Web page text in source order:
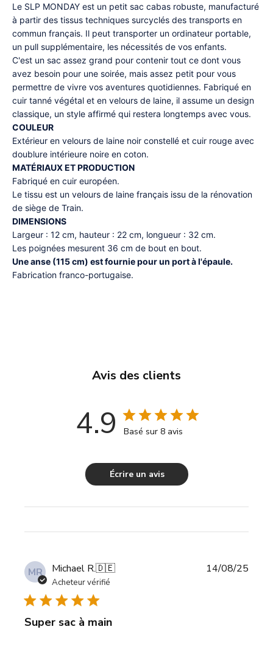
Le SLP MONDAY est un petit sac cabas robuste, manufacturé
à partir des tissus techniques surcyclés des transports en
commun français. Il peut transporter un ordinateur portable,
un pull supplémentaire, les nécessités de vos enfants.
C'est un sac assez grand pour contenir tout ce dont vous
avez besoin pour une soirée, mais assez petit pour vous
permettre de vivre vos aventures quotidiennes. Fabriqué en
cuir tanné végétal et en velours de laine, il assume un design
classique, un style affirmé qui restera longtemps avec vous.
COULEUR
Extérieur en velours de laine noir constellé et cuir rouge avec
doublure intérieure noire en coton.
MATÉRIAUX ET PRODUCTION
Fabriqué en cuir européen.
Le tissu est un velours de laine français issu de la rénovation
de siège de Train.
DIMENSIONS
Largeur : 12 cm, hauteur : 22 cm, longueur : 32 cm.
Les poignées mesurent 36 cm de bout en bout.
Une anse (115 cm) est fournie pour un port à l'épaule.
Fabrication franco-portugaise.
Avis des clients
4.9 Basé sur 8 avis
Écrire un avis
MR Michael R.🇩🇪
Acheteur vérifié
Super sac à main
Date
14/08/25